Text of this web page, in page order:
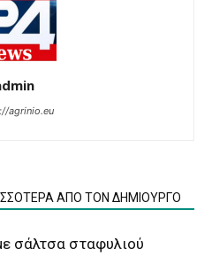
agrinio.eu
ΑΠΟ ΤΟΝ ΔΗΜΙΟΥΡΓΟ
σάλτσα σταφυλιού